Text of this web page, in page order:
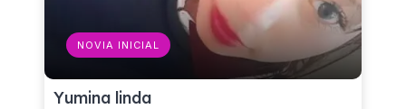
NOVIA INICIAL
Yumina linda